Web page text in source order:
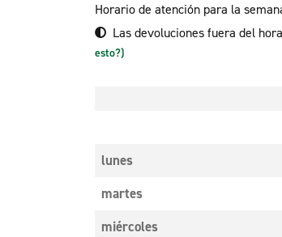
Horario de atención para la
Las devoluciones fuera del
esto?)
lunes
martes
miércoles